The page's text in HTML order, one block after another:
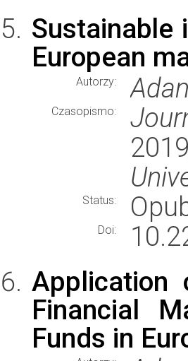
Sustainable
European
Autorzy:
Czasopismo:
Status:
Doi:
Financial
Funds in